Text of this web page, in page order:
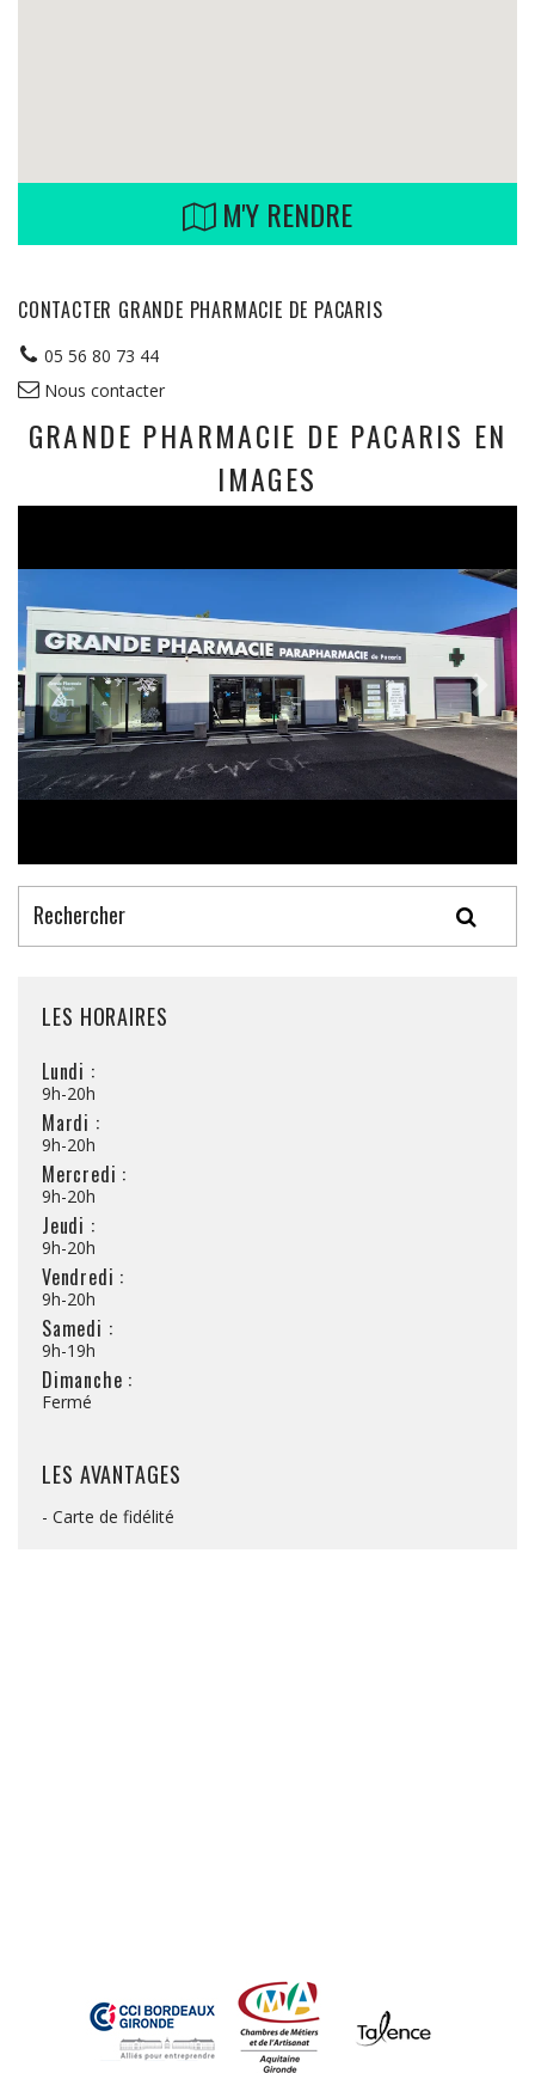
M'Y RENDRE
CONTACTER GRANDE PHARMACIE DE PACARIS
05 56 80 73 44
Nous contacter
GRANDE PHARMACIE DE PACARIS EN
IMAGES
LES HORAIRES
Lundi :
9h-20h
Mardi :
9h-20h
Mercredi :
9h-20h
Jeudi :
9h-20h
Vendredi :
9h-20h
Samedi :
9h-19h
Dimanche :
Fermé
LES AVANTAGES
- Carte de fidélité